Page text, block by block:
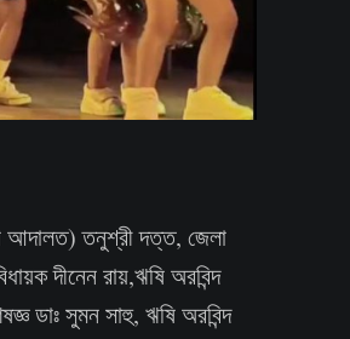
আদালত) তনুশ্রী দত্ত, জেলা
দীনেন রায়,ঋষি অরবিন্দ
ডাঃ সুমন সাহু, ঋষি অরবিন্দ